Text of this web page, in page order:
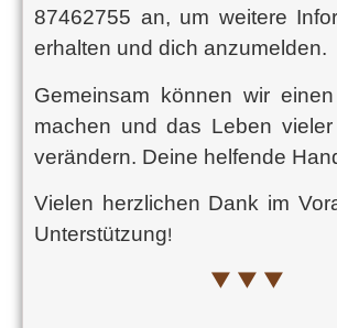
87462755 an, um weitere
erhalten und dich anzumelden.
Gemeinsam können wir
machen und das Leben
verändern. Deine helfende
Vielen herzlichen Dank im
Unterstützung!
▼ ▼ ▼